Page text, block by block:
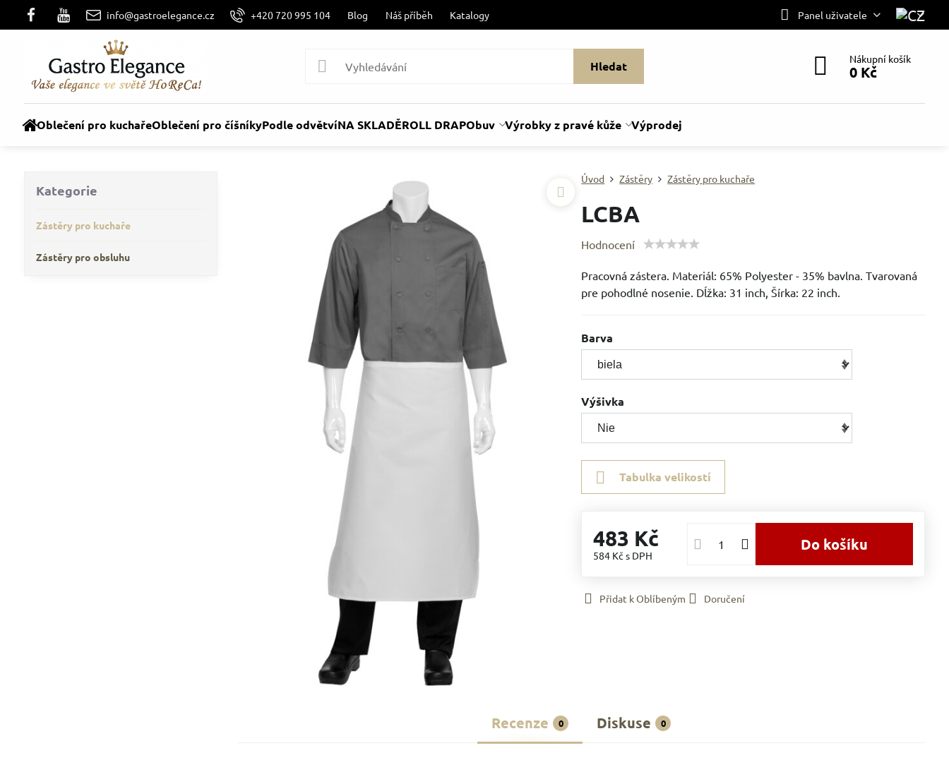
info@gastroelegance.cz +420 720 995 104 Blog Náš příběh Katalogy Panel uživatele
Hledat Nákupní košík
0 Kč
Oblečení pro kuchařeOblečení pro číšníkyPodle odvětvíNA SKLADĚROLL DRAPObuv Výrobky z pravé kůže Výprodej
Úvod Zástěry Zástěry pro kuchaře
LCBA
Hodnocení
Pracovná zástera. Materiál: 65% Polyester - 35% bavlna. Tvarovaná
pre pohodlné nosenie. Dĺžka: 31 inch, Šírka: 22 inch.
Barva
Výšivka
Tabulka velikostí
483 Kč
584 Kčs DPH
Do košíku
Přidat k Oblíbeným Doručení
Recenze 0 Diskuse 0
Kategorie
Zástěry pro kuchaře
Zástěry pro obsluhu